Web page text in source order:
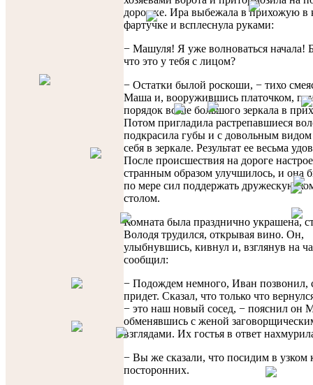
дорожке. Ира выбежала в прихожую в
фартучке и всплеснула руками:
− Машуля! Я уже волноваться начала!
что это у тебя с лицом?
− Остатки былой роскоши, − тихо
Маша и, вооружившись платочком,
порядок возле большого зеркала в
Потом пригладила растрепавшиеся
подкрасила губы и с довольным видом
себя в зеркале. Результат ее весьма
После происшествия на дороге
странным образом улучшилось, и она
по мере сил поддержать дружескую
столом.
Комната была празднично украшена,
Володя трудился, открывая вино. Он,
улыбнувшись, кивнул и, взглянув на
сообщил:
− Подождем немного, Иван позвонил,
придет. Сказал, что только что
− это наш новый сосед, − пояснил он
обменявшись с женой
взглядами. Их гостья в ответ
− Вы же сказали, что посидим в узком
посторонних.